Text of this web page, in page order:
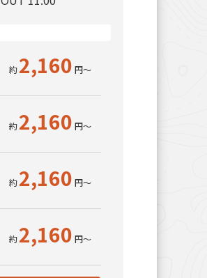
2,160
2,160
2,160
2,160